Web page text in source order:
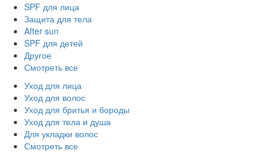
SPF для лица
Защита для тела
After sun
SPF для детей
Другое
Смотреть все
Уход для лица
Уход для волос
Уход для бритья и бороды
Уход для тела и душа
Для укладки волос
Смотреть все